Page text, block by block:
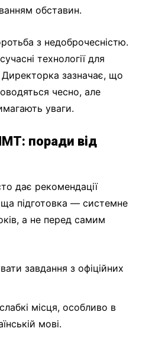
обставин.
з недоброчесністю.
технології для
зазначає, що
чесно, але
уваги.
поради від
дає рекомендації
підготовка — системне
а не перед самим
завдання з офіційних
місця, особливо в
мові.